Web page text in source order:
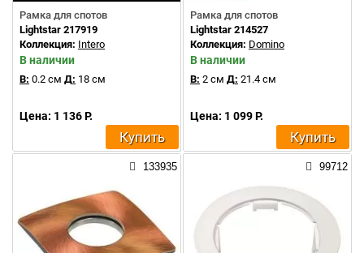
Рамка для спотов
Lightstar 217919
Коллекция: Intero
В наличии
В: 0.2 см Д: 18 см
Цена: 1 136 Р.
Купить
Рамка для спотов
Lightstar 214527
Коллекция: Domino
В наличии
В: 2 см Д: 21.4 см
Цена: 1 099 Р.
Купить
133935 99712